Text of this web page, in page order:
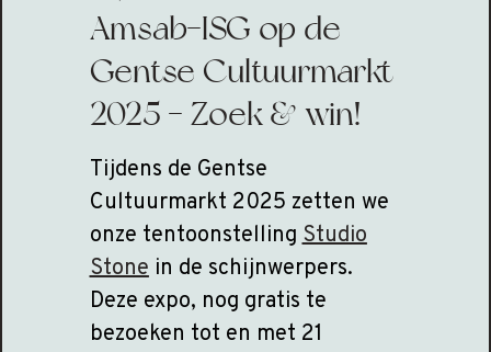
Amsab-ISG op de
Gentse Cultuurmarkt
2025 - Zoek & win!
Tijdens de Gentse
Cultuurmarkt 2025 zetten we
onze tentoonstellingStudio
Stonein de schijnwerpers.
Deze expo, nog gratis te
bezoeken tot en met 21